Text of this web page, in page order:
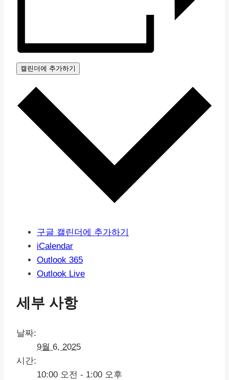
캘린더에 추가하기
구글 캘린더에 추가하기
iCalendar
Outlook 365
Outlook Live
세부 사항
날짜:
9월 6, 2025
시간:
10:00 오전 - 1:00 오후